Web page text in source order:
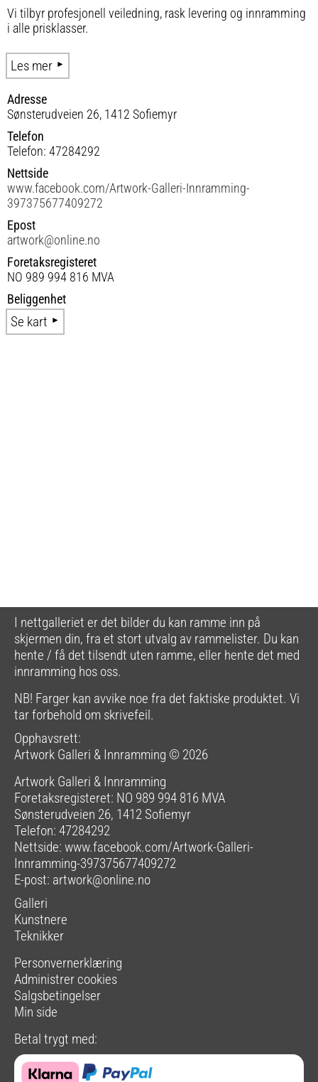
Vi tilbyr profesjonell veiledning, rask levering og innramming
i alle prisklasser.
Les mer
Adresse
Sønsterudveien 26, 1412 Sofiemyr
Telefon
Telefon: 47284292
Nettside
www.facebook.com/Artwork-Galleri-Innramming-
397375677409272
Epost
artwork@online.no
Foretaksregisteret
NO 989 994 816 MVA
Beliggenhet
Se kart
I nettgalleriet er det bilder du kan ramme inn på
skjermen din, fra et stort utvalg av rammelister. Du kan
hente / få det tilsendt uten ramme, eller hente det med
innramming hos oss.
NB! Farger kan avvike noe fra det faktiske produktet. Vi
tar forbehold om skrivefeil.
Opphavsrett:
Artwork Galleri & Innramming © 2026
Artwork Galleri & Innramming
Foretaksregisteret: NO 989 994 816 MVA
Sønsterudveien 26, 1412 Sofiemyr
Telefon: 47284292
Nettside: www.facebook.com/Artwork-Galleri-
Innramming-397375677409272
E-post: artwork@online.no
Galleri
Kunstnere
Teknikker
Personvernerklæring
Administrer cookies
Salgsbetingelser
Min side
Betal trygt med: